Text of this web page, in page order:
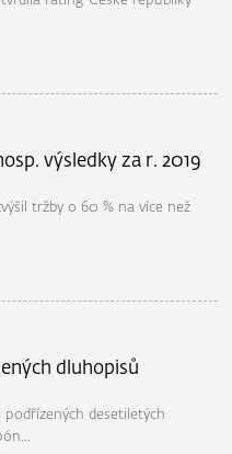
výsledky za r. 2019
tržby o 60 % na více než
dluhopisů
desetiletých